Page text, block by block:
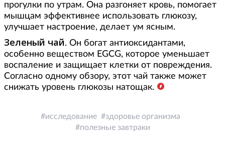
прогулки по утрам. Она разгоняет кровь, помогает
мышцам эффективнее использовать глюкозу,
улучшает настроение, делает ум ясным.
Зеленый чай. Он богат антиоксидантами,
особенно веществом EGCG, которое уменьшает
воспаление и защищает клетки от повреждения.
Согласно одному обзору, этот чай также может
снижать уровень глюкозы натощак.
исследование
здоровье организма
полезные завтраки